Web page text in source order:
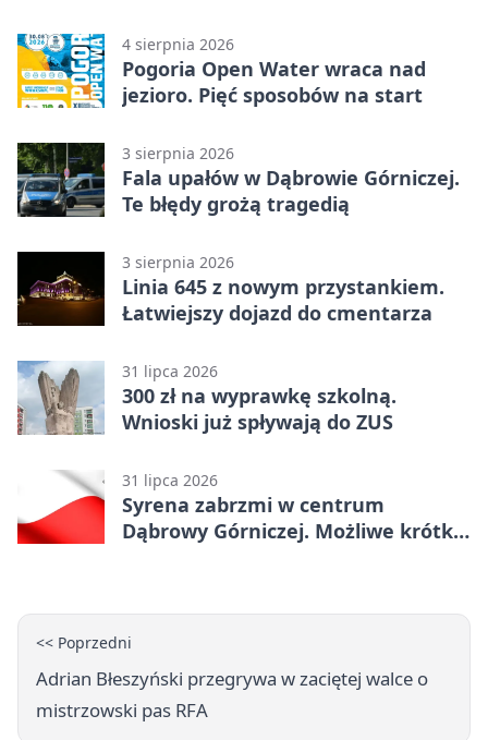
4 sierpnia 2026
Pogoria Open Water wraca nad
jezioro. Pięć sposobów na start
3 sierpnia 2026
Fala upałów w Dąbrowie Górniczej.
Te błędy grożą tragedią
3 sierpnia 2026
Linia 645 z nowym przystankiem.
Łatwiejszy dojazd do cmentarza
31 lipca 2026
300 zł na wyprawkę szkolną.
Wnioski już spływają do ZUS
31 lipca 2026
Syrena zabrzmi w centrum
Dąbrowy Górniczej. Możliwe krótkie
<< Poprzedni
Adrian Błeszyński przegrywa w zaciętej walce o
mistrzowski pas RFA